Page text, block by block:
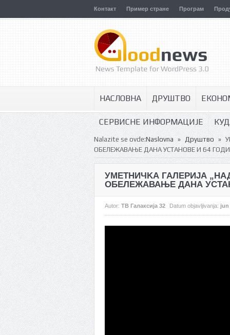
Контакт Пример стране Програм
НАСЛОВНА ДРУШТВО
СЕРВИСНЕ ИНФОРМАЦИЈЕ
Nalazite se ovde:Naslovna » Друштво »
ОБЕЛЕЖАВАЊЕ ДАНА УСТАНОВЕ И 64
УМЕТНИЧKА ГАЛЕРИЈА
ОБЕЛЕЖАВАЊЕ ДАНА
Autor: ТВ Галаксија 32 Datum objavljivanja: jun